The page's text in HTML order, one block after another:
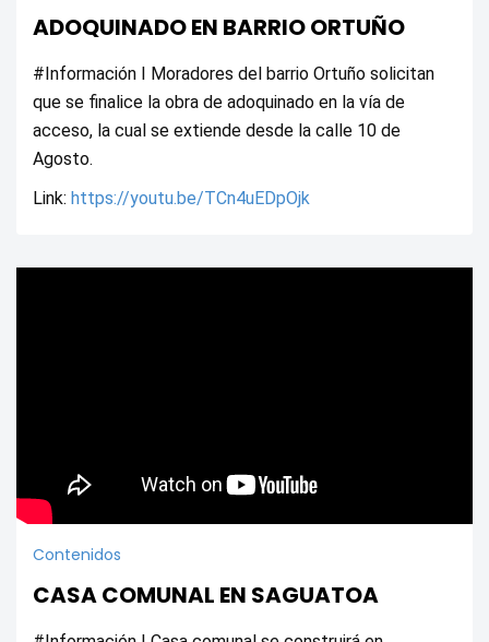
ADOQUINADO EN BARRIO ORTUÑO
#Información I Moradores del barrio Ortuño solicitan
que se finalice la obra de adoquinado en la vía de
acceso, la cual se extiende desde la calle 10 de
Agosto.
Link: https://youtu.be/TCn4uEDpOjk
Contenidos
CASA COMUNAL EN SAGUATOA